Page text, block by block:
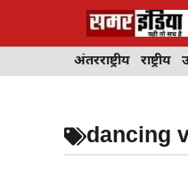
अंतरराष्ट्रीय राष्ट्रीय
dancing